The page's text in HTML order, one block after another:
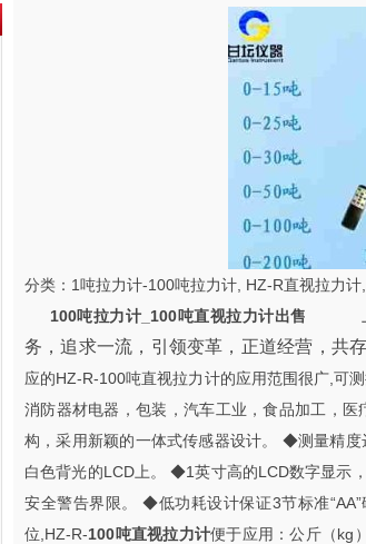
分类： 1吨拉力计-100吨拉力计 HZ-R直视拉力计
100吨拉力计 100吨直视拉力计出售
务 ，追求一流，引领变革，正道经营，共
应的HZ-R-100吨直视拉力计的应用范围很广,可
消防器材电器，包装，汽车工业，食品加工，
构，采用新颖的一体式传感器设计。 ◆测量精
白色背光的LCD上。 ◆1英寸高的LCD数字显示
安全警告界限。 ◆低功耗设计保证3节标准
位,HZ-R-100吨直视拉力计便于应用：公斤（kg